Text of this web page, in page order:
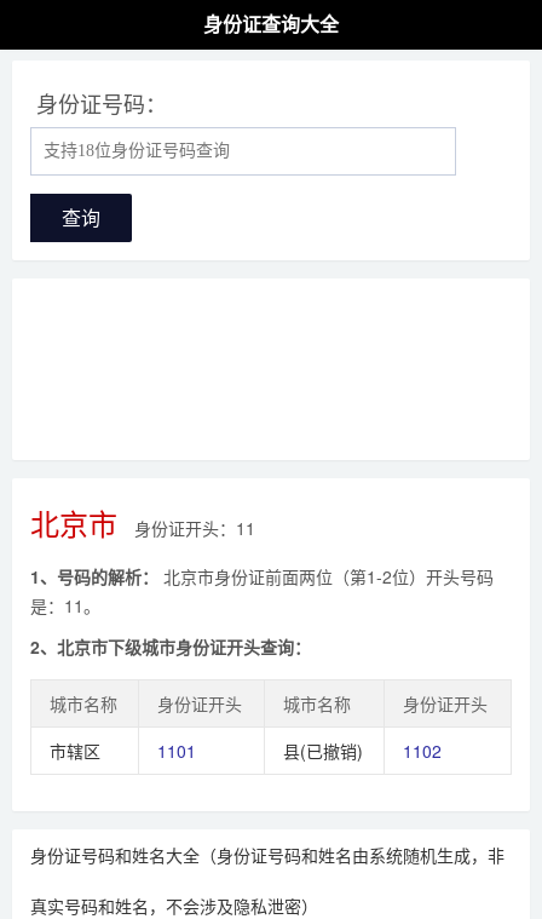
身份证查询大全
身份证号码：
查询
北京市
身份证开头：11
1、号码的解析：
北京市身份证前面两位（第1-2位）开头号码
是：11。
2、北京市下级城市身份证开头查询：
城市名称 身份证开头 城市名称
身份证开头
市辖区
1101 县(已撤销) 1102
身份证号码和姓名大全（身份证号码和姓名由系统随机生成，非
真实号码和姓名，不会涉及隐私泄密）